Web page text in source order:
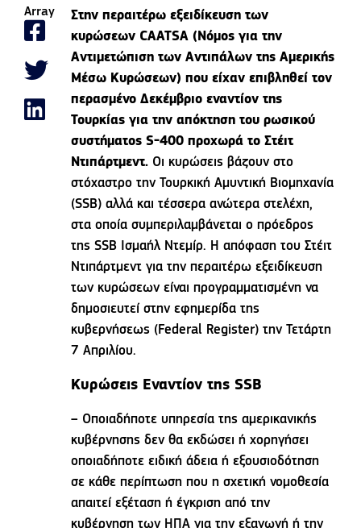
Array
Στην περαιτέρω εξειδίκευση των
κυρώσεων CAATSA (Νόμος για την
Αντιμετώπιση των Αντιπάλων της Αμερικής
Μέσω Κυρώσεων) που είχαν επιβληθεί τον
περασμένο Δεκέμβριο εναντίον της
Τουρκίας για την απόκτηση του ρωσικού
συστήματος S-400 προχωρά το Στέιτ
Ντιπάρτμεντ. Οι κυρώσεις βάζουν στο
στόχαστρο την Τουρκική Αμυντική Βιομηχανία
(SSB) αλλά και τέσσερα ανώτερα στελέχη,
στα οποία συμπεριλαμβάνεται ο πρόεδρος
της SSB Ισμαήλ Ντεμίρ. Η απόφαση του Στέιτ
Ντιπάρτμεντ για την περαιτέρω εξειδίκευση
των κυρώσεων είναι προγραμματισμένη να
δημοσιευτεί στην εφημερίδα της
κυβερνήσεως (Federal Register) την Τετάρτη
7 Απριλίου.
Κυρώσεις Εναντίον της SSB
– Οποιαδήποτε υπηρεσία της αμερικανικής
κυβέρνησης δεν θα εκδώσει ή χορηγήσει
οποιαδήποτε ειδική άδεια ή εξουσιοδότηση
σε κάθε περίπτωση που η σχετική νομοθεσία
απαιτεί εξέταση ή έγκριση από την
κυβέρνηση των ΗΠΑ για την εξαγωγή ή την